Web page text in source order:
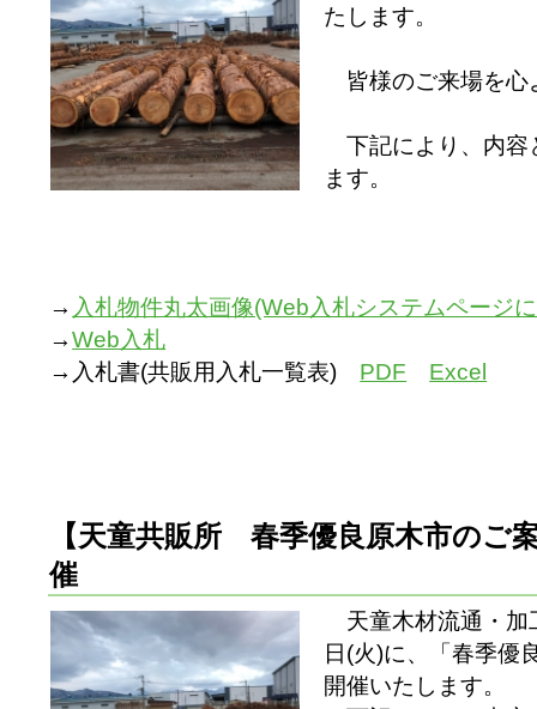
たします。
皆様のご来場を心
下記により、内容
ます。
→ 入札物件丸太画像(Web入札システムページ
→Web入札
→入札書(共販用入札一覧表) PDF Excel
【天童共販所 春季優良原木市のご
催
天童木材流通・加
日(火)に、「春季優
開催いたします。